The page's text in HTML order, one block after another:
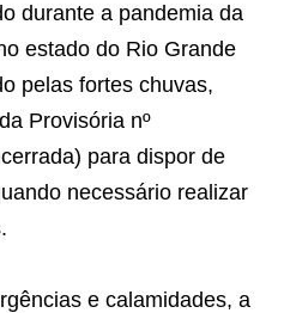
durante a pandemia da
estado do Rio Grande
pelas fortes chuvas,
Provisória nº
para dispor de
necessário realizar
e calamidades, a